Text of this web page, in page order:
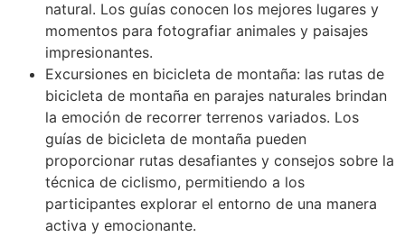
natural. Los guías conocen los mejores lugares y
momentos para fotografiar animales y paisajes
impresionantes.
Excursiones en bicicleta de montaña: las rutas de
bicicleta de montaña en parajes naturales brindan
la emoción de recorrer terrenos variados. Los
guías de bicicleta de montaña pueden
proporcionar rutas desafiantes y consejos sobre la
técnica de ciclismo, permitiendo a los
participantes explorar el entorno de una manera
activa y emocionante.